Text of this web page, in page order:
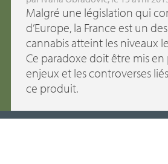
Malgré une législation qui
d’Europe, la France est un
cannabis atteint les niveaux
Ce paradoxe doit être mis
enjeux et les controverses
ce produit.